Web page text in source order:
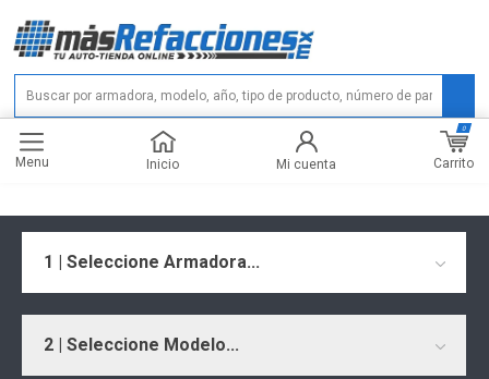
Menu Inicio Mi cuenta Carrito
0
1 | Seleccione Armadora...
2 | Seleccione Modelo...